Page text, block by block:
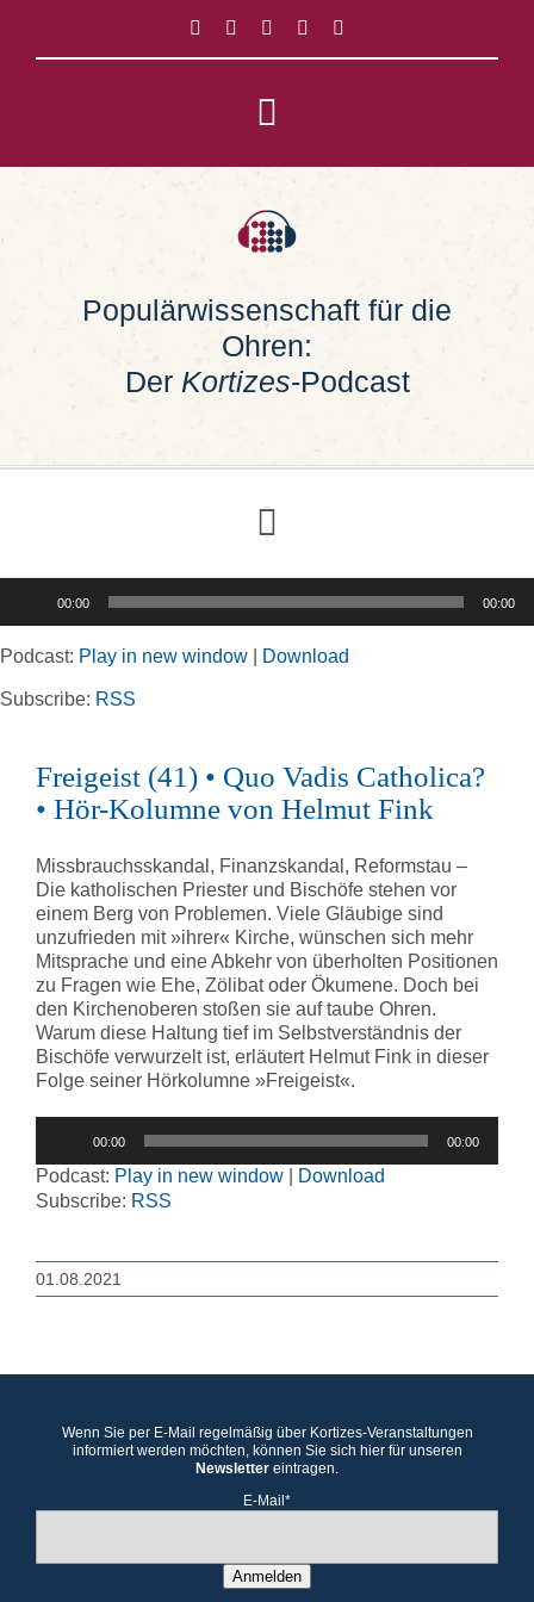
springen
Toggle
Navigation
Impressum
Populärwissenschaft für die
Ohren:
Der Kortizes-Podcast
Toggle
Navigation
Rubriken
Kortizes Website
00:00 00:00
Podcast: Play in new window Download
Subscribe: RSS
Freigeist (41) • Quo Vadis Catholica?
• Hör-Kolumne von Helmut Fink
Missbrauchsskandal, Finanzskandal, Reformstau –
Die katholischen Priester und Bischöfe stehen vor
einem Berg von Problemen. Viele Gläubige sind
unzufrieden mit »ihrer« Kirche, wünschen sich mehr
Mitsprache und eine Abkehr von überholten Positionen
zu Fragen wie Ehe, Zölibat oder Ökumene. Doch bei
den Kirchenoberen stoßen sie auf taube Ohren.
Warum diese Haltung tief im Selbstverständnis der
Bischöfe verwurzelt ist, erläutert Helmut Fink in dieser
Folge seiner Hörkolumne »Freigeist«.
00:00 00:00
Podcast: Play in new window
Download
Subscribe: RSS
01.08.2021
Wenn Sie per E-Mail regelmäßig über Kortizes-Veranstaltungen
informiert werden möchten, können Sie sich hier für unseren
Newsletter eintragen.
E-Mail*
Anmelden